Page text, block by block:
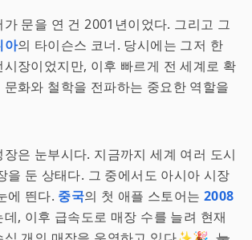
문을 연 건 2001년이었다. 그리고 그
아의 타이슨스 코너. 당시에는 그저 한
장이었지만, 이후 빠르게 전 세계로 확
화와 철학을 전파하는 중요한 역할을
은 눈부시다. 지금까지 세계 여러 도시
을 둔 상태다. 그 중에서도 아시아 시장
에 띈다. 중국의 첫 애플 스토어는2008
, 이후 급속도로 매장 수를 늘려 현재